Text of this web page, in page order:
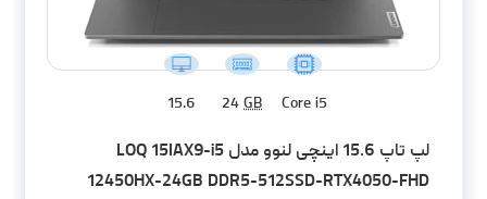
Core i5
24 GB
15.6
لپ تاپ 15.6 اینچی لنوو مدل LOQ 15IAX9-i5
12450HX-24GB DDR5-512SSD-RTX4050-FHD